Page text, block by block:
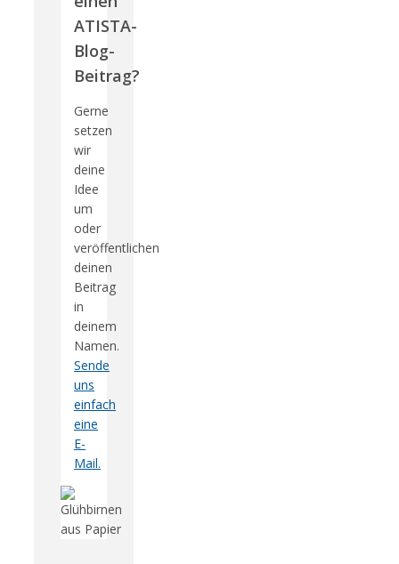
ATISTA-
Blog-
Beitrag?
Gerne
setzen
wir
deine
Idee
um
oder
veröffentlichen
deinen
Beitrag
in
deinem
Namen.
Sende
uns
einfach
eine
E-
Mail.